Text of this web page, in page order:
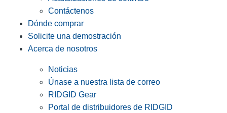
Contáctenos
Dónde comprar
Solicite una demostración
Acerca de nosotros
Noticias
Únase a nuestra lista de correo
RIDGID Gear
Portal de distribuidores de RIDGID